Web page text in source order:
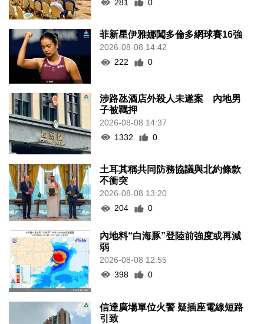
281 0
菲新星伊雅娜闖多倫多網球賽16強
2026-08-08 14:42
222
0
涉路氹酒店外殺人未遂案 內地男
子被羈押
2026-08-08 14:37
1332
0
土耳其稱共同防務協議與北約條款
不衝突
2026-08-08 13:20
204
0
內地料“白海豚”登陸前強度或再減
弱
2026-08-08 12:55
398
0
信達廣場單位火警 疑插座電線短路
引致